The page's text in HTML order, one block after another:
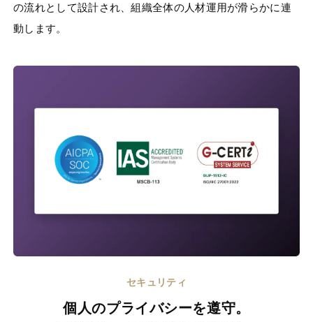
の流れとして設計され、組織全体の人材運用が滑らかに連
動します。
セキュリティ
個人のプライバシーを遵守。